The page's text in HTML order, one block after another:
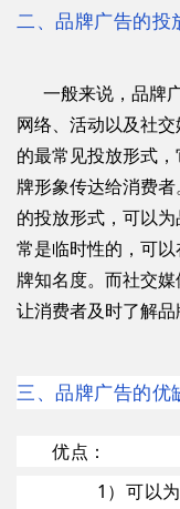
二 、品牌广告的投
一般来说，品牌广
网络、活动以及社
的最常见投放形式
牌形象传达给消费
的投放形式，可以
常是临时性的，可
牌知名度。而社交
让消费者及时了解品
三、品牌广告的优
优点：
1）可以为